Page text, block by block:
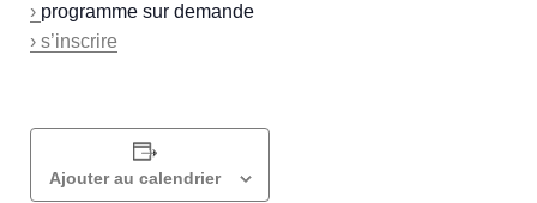
› programme sur demande
› s’inscrire
Ajouter au calendrier